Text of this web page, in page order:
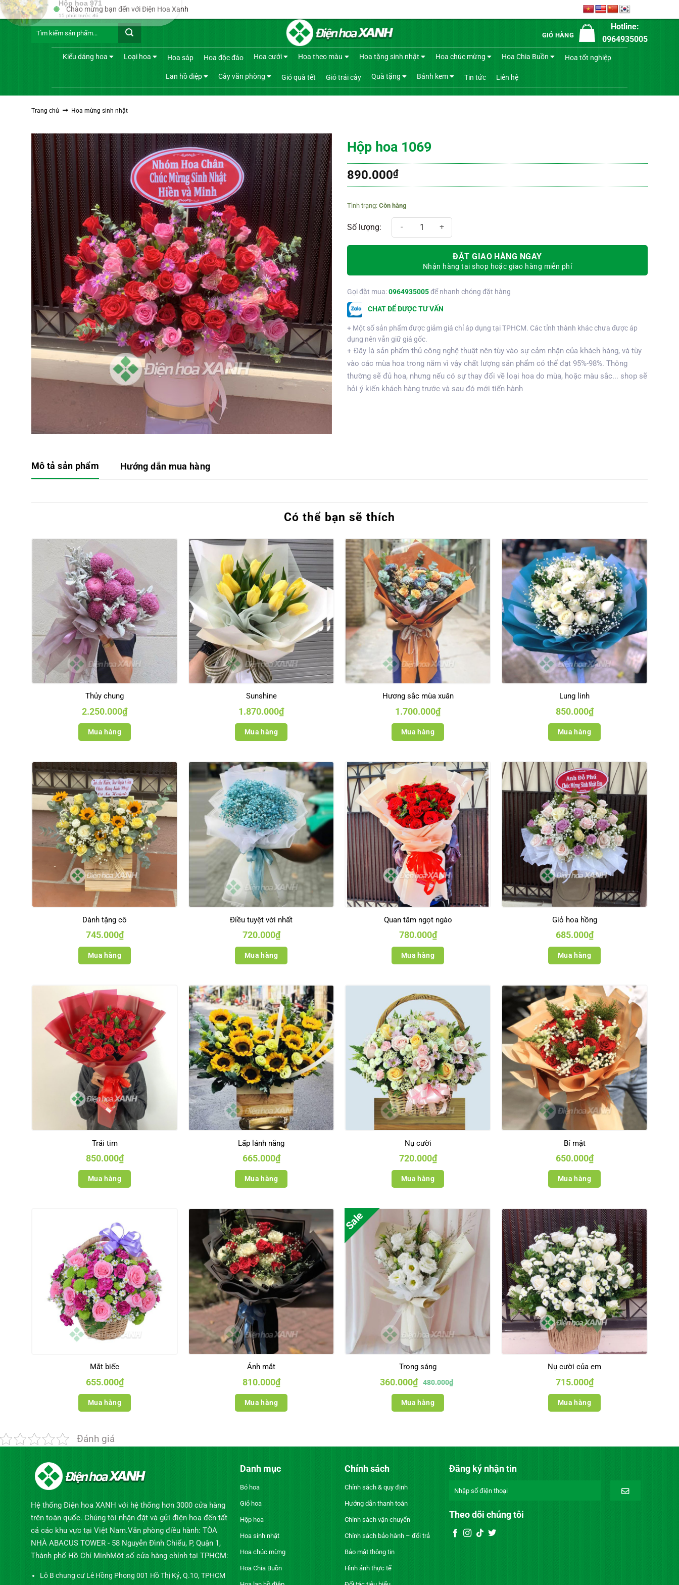
Bỏ
qua
Chào mừng bạn đến với Điện Hoa Xanh
Tìm
kiếm:
GIỎ HÀNG
Hotline:
0964935005
Kiểu dáng hoa Loại hoa Hoa sáp Hoa độc đáo Hoa cưới Hoa theo màu Hoa tặng sinh nhật Hoa chúc mừng Hoa Chia Buồn Hoa tốt nghiệp
Lan hồ điệp Cây văn phòng Giỏ quà tết Giỏ trái cây Quà tặng Bánh kem Tin tức Liên hệ
Trang chủ Hoa mừng sinh nhật
Hộp hoa 1069
890.000₫
Còn hàng
Hộp hoa 1069 số lượng
ĐẶT GIAO HÀNG NGAY
Nhận hàng tại shop hoặc giao hàng miễn phí
Gọi đặt mua:0964935005để nhanh chóng đặt hàng
CHAT ĐỂ ĐƯỢC TƯ VẤN
+ Một số sản phẩm được giảm giá chỉ áp dụng tại TPHCM. Các tỉnh thành khác chưa được áp
dụng nên vẫn giữ giá gốc.
+ Đây là sản phẩm thủ công nghệ thuật nên tùy vào sự cảm nhận của khách hàng, và tùy
vào các mùa hoa trong năm vì vậy chất lượng sản phẩm có thể đạt 95%-98%. Thông
thường sẽ đủ hoa, nhưng nếu có sự thay đổi về loại hoa do mùa, hoặc màu sắc... shop sẽ
hỏi ý kiến khách hàng trước và sau đó mới tiến hành
Mô tả sản phẩm Hướng dẫn mua hàng
Có thể bạn sẽ thích
Thủy chung
2.250.000₫
Mua hàng
Sunshine
1.870.000₫
Mua hàng
Hương sắc mùa xuân
1.700.000₫
Mua hàng
Lung linh
850.000₫
Mua hàng
Dành tặng cô
745.000₫
Mua hàng
Điều tuyệt vời nhất
720.000₫
Mua hàng
Quan tâm ngọt ngào
780.000₫
Mua hàng
Giỏ hoa hồng
685.000₫
Mua hàng
Trái tim
850.000₫
Mua hàng
Lấp lánh nắng
665.000₫
Mua hàng
Nụ cười
720.000₫
Mua hàng
Bí mật
650.000₫
Mua hàng
Mắt biếc
655.000₫
Mua hàng
Ánh mắt
810.000₫
Mua hàng
Sale
Trong sáng
480.000₫
Giá
gốc
là:
480.000₫.
360.000₫Giá
hiện
tại
là:
360.000₫.
Mua hàng
Nụ cười của em
715.000₫
Mua hàng
Đánh giá
Hệ thống Điện hoa XANH với hệ thống hơn 3000 cửa hàng
trên toàn quốc. Chúng tôi nhận đặt và gửi điện hoa đến tất
cả các khu vực tại Việt Nam.Văn phòng điều hành: TÒA
NHÀ ABACUS TOWER - 58 Nguyễn Đình Chiểu, P, Quận 1,
Thành phố Hồ Chí MinhMột số cửa hàng chính tại TPHCM:
Lô B chung cư Lê Hồng Phong 001 Hồ Thị Kỷ, Q.10, TPHCM
Danh mục
Bó hoa
Giỏ hoa
Hộp hoa
Hoa sinh nhật
Hoa chúc mừng
Hoa Chia Buồn
Chính sách
Chính sách & quy định
Hướng dẫn thanh toán
Chính sách vận chuyển
Chính sách bảo hành – đổi trả
Bảo mật thông tin
Hình ảnh thực tế
Đăng ký nhận tin
Theo dõi chúng tôi